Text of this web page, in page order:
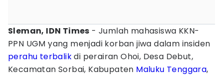
Sleman, IDN Times - Jumlah mahasiswa KKN-
PPN UGM yang menjadi korban jiwa dalam insiden
perahu terbalikdi perairan Ohoi, Desa Debut,
Kecamatan Sorbai, Kabupaten Maluku Tenggara,